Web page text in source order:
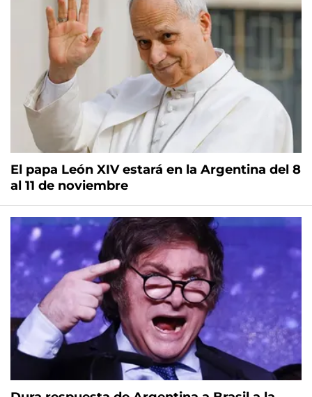
El papa León XIV estará en la Argentina del 8
al 11 de noviembre